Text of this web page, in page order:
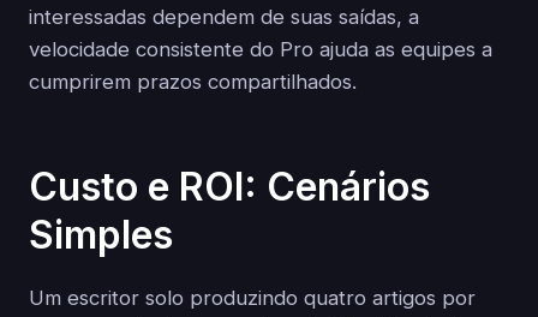
interessadas dependem de suas saídas, a
velocidade consistente do Pro ajuda as equipes a
cumprirem prazos compartilhados.
Custo e ROI: Cenários
Simples
Um escritor solo produzindo quatro artigos por